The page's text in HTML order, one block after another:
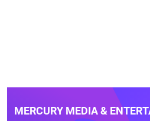
MERCURY MEDIA &